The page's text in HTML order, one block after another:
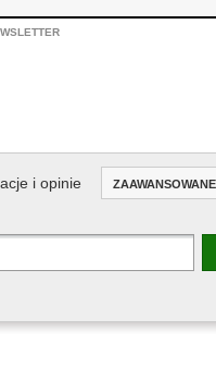
i opinie ZAAWANSOWANE